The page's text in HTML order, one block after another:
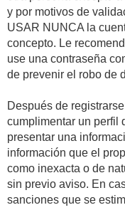
y por motivos de
USAR NUNCA la
concepto. Le
use una contraseña
de prevenir el robo de
Después de
cumplimentar un perfil
presentar una
información que el
como inexacta o de
sin previo aviso. En
sanciones que se